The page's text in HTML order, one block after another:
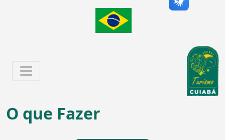
O que Fazer